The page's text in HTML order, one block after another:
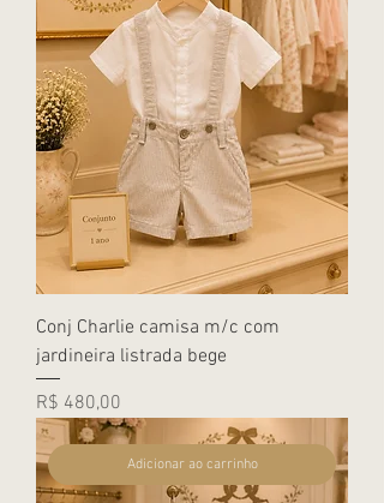
Conj Charlie camisa m/c com
jardineira listrada bege
Preço
R$ 480,00
Adicionar ao carrinho